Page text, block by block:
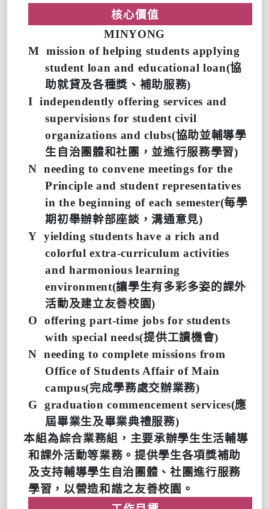
核心價值
MINYONG
M mission of helping students applying
student loan and educational loan(協
助就貸及各種獎、補助服務)
I independently offering services and
supervisions for student civil
organizations and clubs(協助並輔導學
生自治團體和社團，並進行服務學習)
N needing to convene meetings for the
Principle and student representatives
in the beginning of each semester(每學
期初舉辦幹部座談，溝通意見)
Y yielding students have a rich and
colorful extra-curriculum activities
and harmonious learning
environment(讓學生有多彩多姿的課外
活動及建立友善校園)
O
offering part-time jobs for students
with special needs(提供工讀機會)
N needing to complete missions from
Office of Students Affair of Main
campus(完成學務處交辦業務)
G graduation commencement services(應
屆畢業生及畢業典禮服務)
本組為綜合業務組，主要承辦學生生活輔導
和課外活動等業務。提供學生各項獎補助
及支持輔導學生自治團體、社團進行服務
學習，以營造和諧之友善校園。